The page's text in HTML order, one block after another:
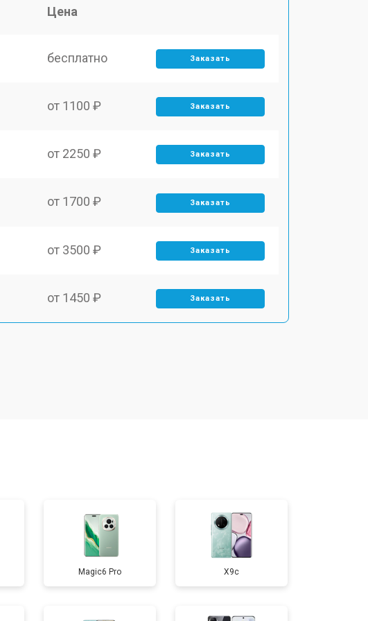
Цена
бесплатно Заказать
от 1100 ₽ Заказать
от 2250 ₽ Заказать
от 1700 ₽ Заказать
от 3500 ₽ Заказать
от 1450 ₽ Заказать
от 1400 ₽ Заказать
от 2700 ₽ Заказать
Magic6 Pro X9c